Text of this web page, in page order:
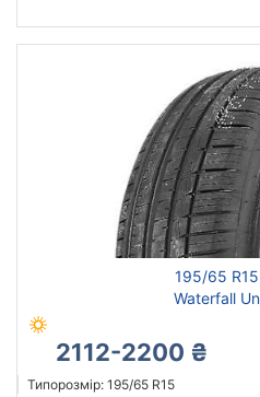
195/65 R15
Waterfall
2112-2200 ₴
Типорозмір: 195/65 R15